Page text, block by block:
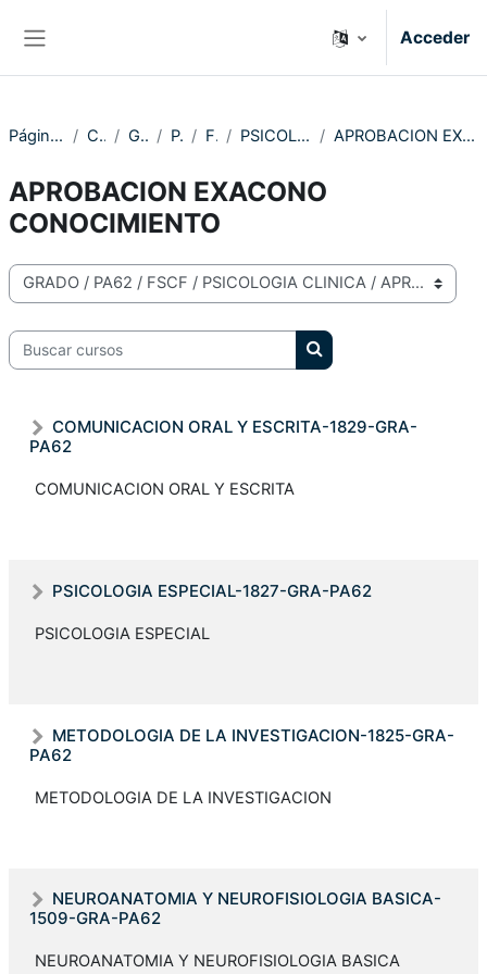
Acceder
Página Principal Cursos GRADO PA62 FSCF PSICOLOGIA CLINICA APROBACION EXACONO CONOCIMIENTO
APROBACION EXACONO
CONOCIMIENTO
Categorías
Buscar cursos
Buscar cursos
COMUNICACION ORAL Y ESCRITA-1829-GRA-
PA62
COMUNICACION ORAL Y ESCRITA
PSICOLOGIA ESPECIAL-1827-GRA-PA62
MERIZALDE
PSICOLOGIA ESPECIAL
METODOLOGIA DE LA INVESTIGACION-1825-GRA-
PA62
METODOLOGIA DE LA INVESTIGACION
NEUROANATOMIA Y NEUROFISIOLOGIA BASICA-
1509-GRA-PA62
MERIZALDE
NEUROANATOMIA Y NEUROFISIOLOGIA BASICA